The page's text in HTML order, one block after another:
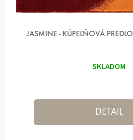
JASMINE - KÚPEĽŇOVÁ
SKLADOM
DETAIL